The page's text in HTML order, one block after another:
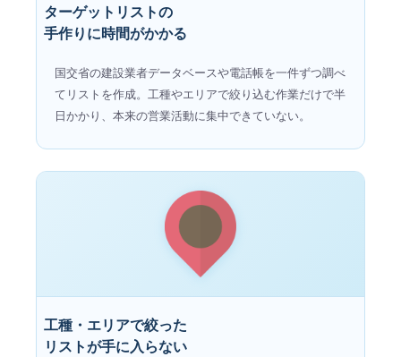
ターゲットリストの
手作りに時間がかかる
国交省の建設業者データベースや電話帳を一件ずつ調べ
てリストを作成。工種やエリアで絞り込む作業だけで半
日かかり、本来の営業活動に集中できていない。
工種・エリアで絞った
リストが手に入らない